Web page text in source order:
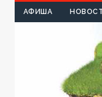
АФИША